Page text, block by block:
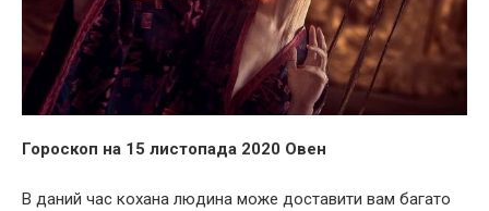
Гороскоп на 15 листопада 2020 Овен
В даний час кохана людина може доставити вам багато